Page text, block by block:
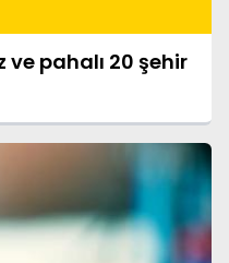
ve pahalı 20 şehir